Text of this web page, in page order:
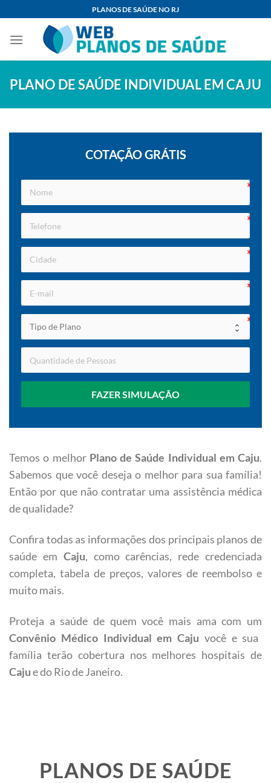
content
PLANOS DE SAÚDE NO RJ
PLANO DE SAÚDE INDIVIDUAL EM CAJU
COTAÇÃO GRÁTIS
FAZER SIMULAÇÃO
Temos o melhor Plano de Saúde Individual em Caju.
Sabemos que você deseja o melhor para sua família!
Então por que não contratar uma assistência médica
de qualidade?
Confira todas as informações dos principais planos de
saúde em Caju, como carências, rede credenciada
completa, tabela de preços, valores de reembolso e
muito mais.
Proteja a saúde de quem você mais ama com um
Convênio Médico Individual em Caju você e sua
família terão cobertura nos melhores hospitais de
Cajue do Rio de Janeiro.
PLANOS DE SAÚDE